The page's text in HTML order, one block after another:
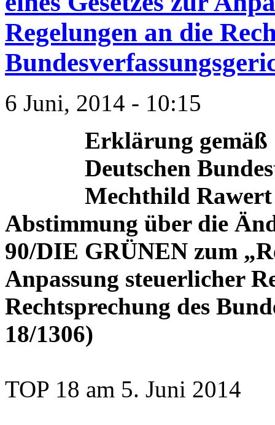
Regelungen an die
6 Juni, 2014 - 10:15
Erklärung gemäß
Deutschen
Mechthild
Abstimmung über die
90/DIE GRÜNEN zum
Anpassung steuerlicher
Rechtsprechung des
18/1306)
TOP 18 am 5. Juni 2014